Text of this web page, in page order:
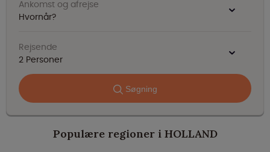
Ankomst og afrejse
Hvornår?
Rejsende
2 Personer
Søgning
Populære regioner i HOLLAND